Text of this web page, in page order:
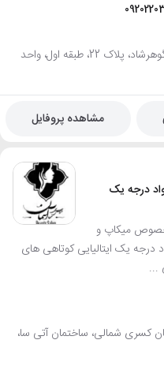
کرج، منطقه 1، خیابان بهشتی، خیابان گوهرشاد، پلاک 22، طبقه اول، واحد
مشاهده پروفایل
درجه یک
خصوص میکاپ و
یک ایتالیایی کوتاهی های
...
خیابان کسری شمالی، ساختمان آتی سا،